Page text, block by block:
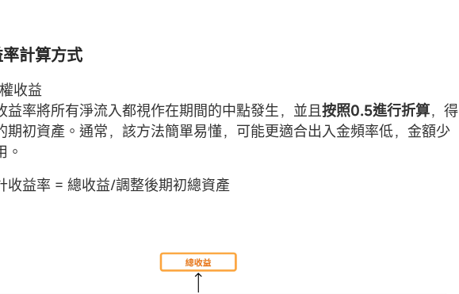
計算方式
收益
益率將所有淨流入都視作在期間的中點發生，並且按照0.5進行折算，得
期初資產。通常，該方法簡單易懂，可能更適合出入金頻率低，金額少
。
收益率 = 總收益/調整後期初總資產